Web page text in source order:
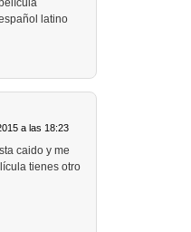
latino
a las 18:23
caido y me
tienes otro